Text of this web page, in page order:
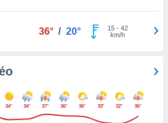
36° / 20° 15- 42
km/h
34° 34° 37° 36° 36° 33° 32° 36°